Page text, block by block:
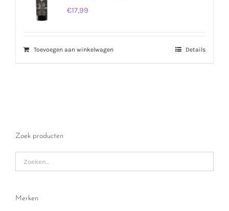
€17,99
Toevoegen aan winkelwagen Details
Zoek producten
Merken